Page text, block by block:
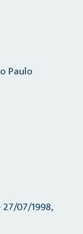
Paulo
07/1998,